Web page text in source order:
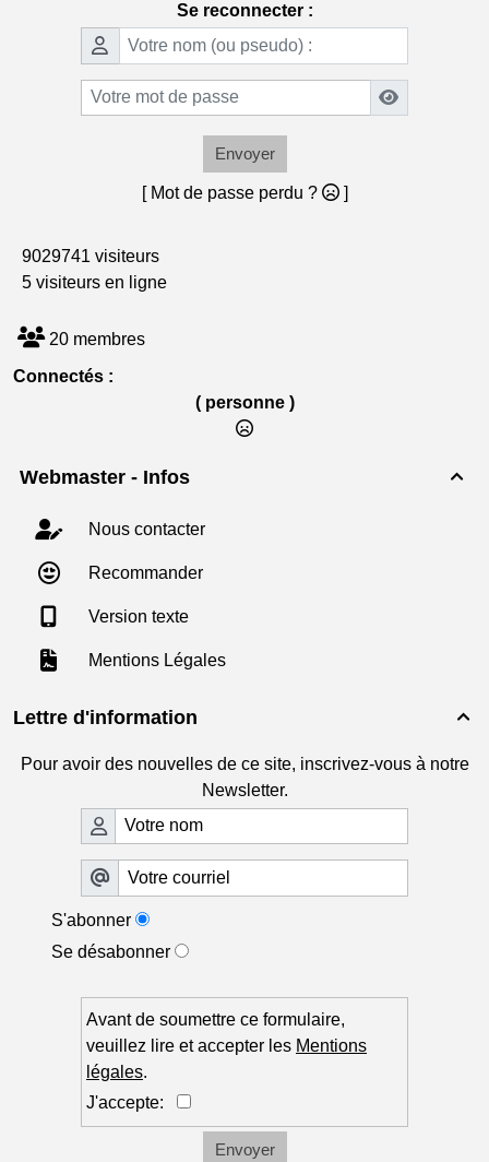
Se reconnecter :
Envoyer
[ Mot de passe perdu ? ]
9029741 visiteurs
5 visiteurs en ligne
20 membres
Connectés :
( personne )

Webmaster - Infos
Nous contacter
Recommander
Version texte
Mentions Légales

Lettre d'information
Pour avoir des nouvelles de ce site, inscrivez-vous à notre
Newsletter.
S'abonner
Se désabonner
Avant de soumettre ce formulaire,
veuillez lire et accepter les Mentions
légales.
J'accepte:
Envoyer